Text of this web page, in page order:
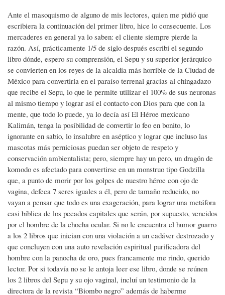
Ante el masoquismo de alguno de mis lectores, quien me pidió que
escribiera la continuación del primer libro, hice lo consecuente. Los
mercaderes en general ya lo saben: el cliente siempre pierde la
razón. Así, prácticamente 1/5 de siglo después escribí el segundo
libro dónde, espero su comprensión, el Sepu y su superior jerárquico
se convierten en los reyes de la alcaldía más horrible de la Ciudad de
México para convertirla en el paraíso terrenal gracias al chingadazo
que recibe el Sepu, lo que le permite utilizar el 100% de sus neuronas
al mismo tiempo y lograr así el contacto con Dios para que con la
mente, que todo lo puede, ya lo decía así El Héroe mexicano
Kalimán, tenga la posibilidad de convertir lo feo en bonito, lo
ignorante en sabio, lo insalubre en aséptico y lograr que incluso las
mascotas más perniciosas puedan ser objeto de respeto y
conservación ambientalista; pero, siempre hay un pero, un dragón de
komodo es afectado para convertirse en un monstruo tipo Godzilla
que, a punto de morir por los golpes de nuestro héroe con ojo de
vagina, defeca 7 seres iguales a él, pero de tamaño reducido, no
vayan a pensar que todo es una exageración, para lograr una metáfora
casi bíblica de los pecados capitales que serán, por supuesto, vencidos
por el hombre de la chocha ocular. Si no le encuentra el humor guarro
a los 2 libros que inician con una violación a un cadáver destrozado y
que concluyen con una auto revelación espiritual purificadora del
hombre con la panocha de oro, pues francamente me rindo, querido
lector. Por si todavía no se le antoja leer ese libro, donde se reúnen
los 2 libros del Sepu y su ojo vaginal, incluí un testimonio de la
directora de la revista “Biombo negro” además de haberme